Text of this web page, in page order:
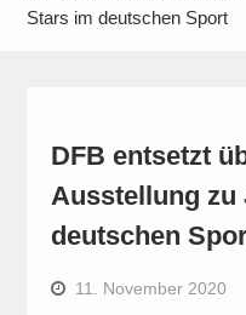
Stars im deutschen Sport
DFB entsetzt
Ausstellung zu
deutschen
11. November 2020